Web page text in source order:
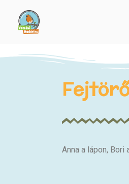
Anna a lápon,